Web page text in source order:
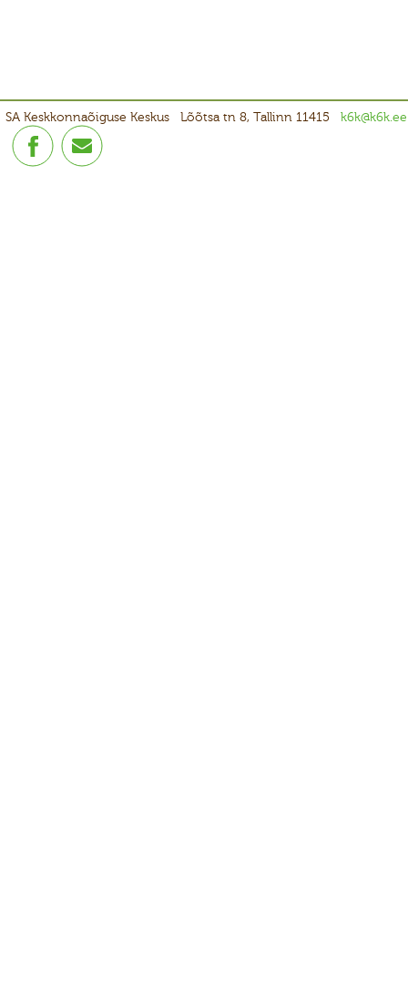
SA Keskkonnaõiguse Keskus Lõõtsa tn 8, Tallinn 11415 k6k@k6k.ee